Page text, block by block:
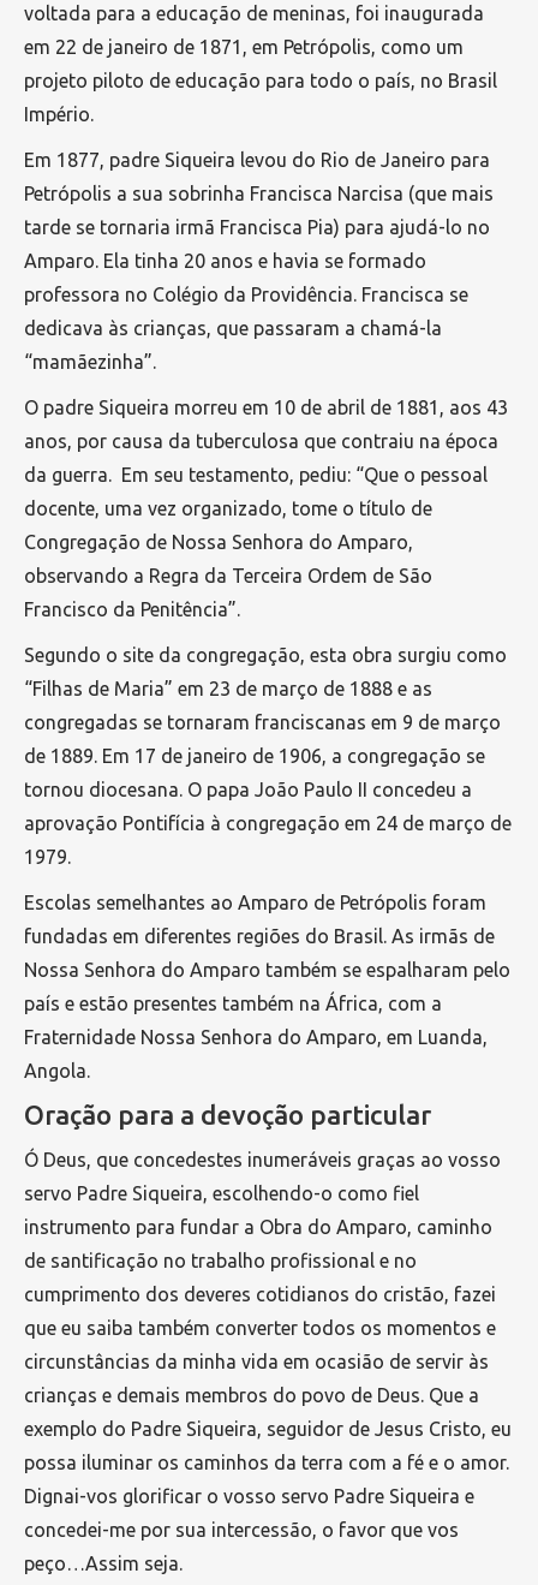
voltada para a educação de meninas, foi inaugurada
em 22 de janeiro de 1871, em Petrópolis, como um
projeto piloto de educação para todo o país, no Brasil
Império.
Em 1877, padre Siqueira levou do Rio de Janeiro para
Petrópolis a sua sobrinha Francisca Narcisa (que mais
tarde se tornaria irmã Francisca Pia) para ajudá-lo no
Amparo. Ela tinha 20 anos e havia se formado
professora no Colégio da Providência. Francisca se
dedicava às crianças, que passaram a chamá-la
“mamãezinha”.
O padre Siqueira morreu em 10 de abril de 1881, aos 43
anos, por causa da tuberculosa que contraiu na época
da guerra. Em seu testamento, pediu: “Que o pessoal
docente, uma vez organizado, tome o título de
Congregação de Nossa Senhora do Amparo,
observando a Regra da Terceira Ordem de São
Francisco da Penitência”.
Segundo o site da congregação, esta obra surgiu como
“Filhas de Maria” em 23 de março de 1888 e as
congregadas se tornaram franciscanas em 9 de março
de 1889. Em 17 de janeiro de 1906, a congregação se
tornou diocesana. O papa João Paulo II concedeu a
aprovação Pontifícia à congregação em 24 de março de
1979.
Escolas semelhantes ao Amparo de Petrópolis foram
fundadas em diferentes regiões do Brasil. As irmãs de
Nossa Senhora do Amparo também se espalharam pelo
país e estão presentes também na África, com a
Fraternidade Nossa Senhora do Amparo, em Luanda,
Angola.
Oração para a devoção particular
Ó Deus, que concedestes inumeráveis graças ao vosso
servo Padre Siqueira, escolhendo-o como fiel
instrumento para fundar a Obra do Amparo, caminho
de santificação no trabalho profissional e no
cumprimento dos deveres cotidianos do cristão, fazei
que eu saiba também converter todos os momentos e
circunstâncias da minha vida em ocasião de servir às
crianças e demais membros do povo de Deus. Que a
exemplo do Padre Siqueira, seguidor de Jesus Cristo, eu
possa iluminar os caminhos da terra com a fé e o amor.
Dignai-vos glorificar o vosso servo Padre Siqueira e
concedei-me por sua intercessão, o favor que vos
peço…Assim seja.